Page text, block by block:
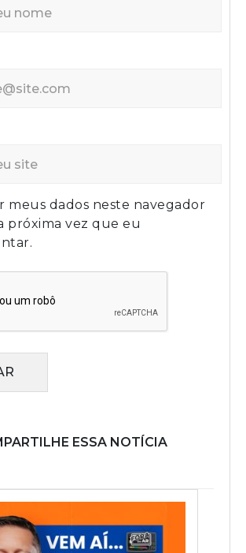
meus dados neste navegador
próxima vez que eu
ESSA NOTÍCIA